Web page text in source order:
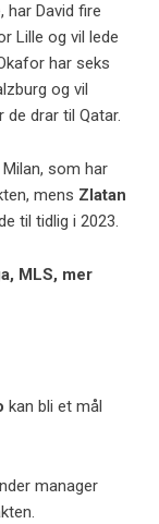
har David fire
Lille og vil lede
har seks
og vil
drar til Qatar.
som har
mens Zlatan
til tidlig i 2023.
MLS, mer
kan bli et mål
manager